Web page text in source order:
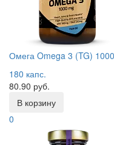
Омега Omega 3 (TG)
180 капс.
80.90 руб.
В корзину
0